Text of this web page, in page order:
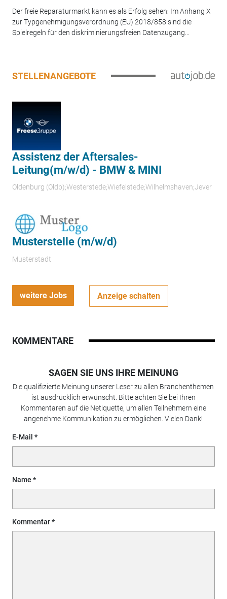
Der freie Reparaturmarkt kann es als Erfolg sehen: Im Anhang X
zur Typgenehmigungsverordnung (EU) 2018/858 sind die
Spielregeln für den diskriminierungsfreien Datenzugang...
STELLENANGEBOTE
Assistenz der Aftersales-
Leitung(m/w/d) - BMW & MINI
Oldenburg (Oldb);Westerstede;Wiefelstede;Wilhelmshaven;Jever
Musterstelle (m/w/d)
Musterstadt
weitere Jobs Anzeige schalten
KOMMENTARE
SAGEN SIE UNS IHRE MEINUNG
Die qualifizierte Meinung unserer Leser zu allen Branchenthemen
ist ausdrücklich erwünscht. Bitte achten Sie bei Ihren
Kommentaren auf die Netiquette, um allen Teilnehmern eine
angenehme Kommunikation zu ermöglichen. Vielen Dank!
E-Mail
Name
Kommentar